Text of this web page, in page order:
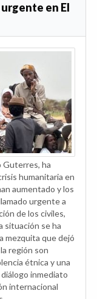
en El
Guterres, ha
humanitaria en
aumentado y los
urgente a
de los civiles,
situación se ha
mezquita que dejó
región son
étnica y una
inmediato
internacional